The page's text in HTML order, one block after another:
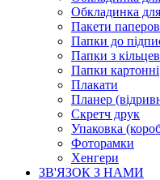
Обкладинка
Пакети
Папки до
Папки з
Папки картонні
Плакати
Планер
Скретч друк
Упаковка
Фоторамки
Хенгери
ЗВ'ЯЗОК З НАМИ